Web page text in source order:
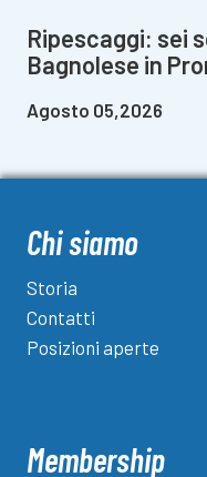
Ripescaggi: sei
Bagnolese in
Agosto 05,2026
Chi siamo
Storia
Contatti
Posizioni aperte
Membership